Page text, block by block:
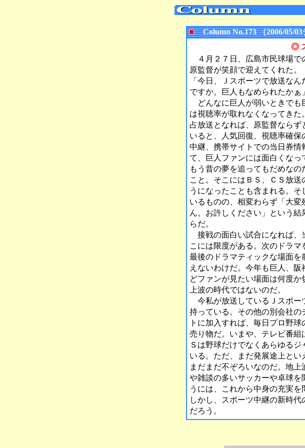
Column No.173 （2006/05/03
◎
４月２７日、広島市民球場で
原監督が笑顔で迎えてくれた。
「今日、Ｊスポーツで放送な
ですか。巨人もなめられたかぁ」
どんなに巨人が弱いときでも
は視聴率が取れなくなってき
占放送となれば、原監督なら
いると、人気回復、視聴率確
中継、携帯サイトでの当日券
て、巨人ファンには面白くなっ
もう昔の夢を追ってもだめな
こと。そこにはＢＳ、ＣＳ放
うになったことも含まれる。
いるものの、相変わらず「大
ん。お許しください」という
らだ。
接戦の面白い試合になれば、
こには限度がある。次のドラマ
最後のドラマティックな場面
えないわけだ。今年も巨人、
どファンが見たい場面は何度
上波の時代ではないのだ。
今私が放送しているＪスポー
持っている。その他の別会社の
トに加入すれば、毎日プロ野
売り物だ。いまや、テレビ番組
Ｓは野球だけでなくあらゆる
いる。ただ、まだ発展途上と
まだまだ不ぞろいなのだ。地
や雑談の多いサッカーや卓球
うには、これから中身の充実を
しかし、スポーツ中継の新時
だろう。